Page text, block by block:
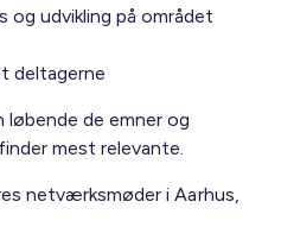
og udvikling på området
deltagerne
de emner og
mest relevante.
netværksmøder i Aarhus,